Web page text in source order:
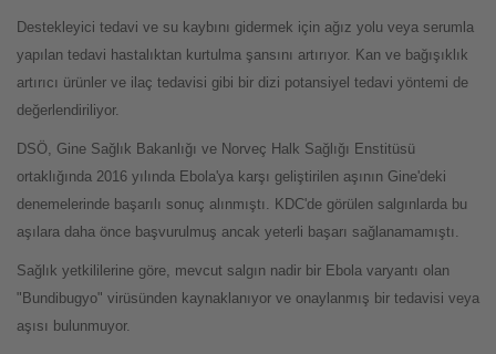
Destekleyici tedavi ve su kaybını gidermek için ağız yolu veya serumla
yapılan tedavi hastalıktan kurtulma şansını artırıyor. Kan ve bağışıklık
artırıcı ürünler ve ilaç tedavisi gibi bir dizi potansiyel tedavi yöntemi de
değerlendiriliyor.
DSÖ, Gine Sağlık Bakanlığı ve Norveç Halk Sağlığı Enstitüsü
ortaklığında 2016 yılında Ebola'ya karşı geliştirilen aşının Gine'deki
denemelerinde başarılı sonuç alınmıştı. KDC'de görülen salgınlarda bu
aşılara daha önce başvurulmuş ancak yeterli başarı sağlanamamıştı.
Sağlık yetkililerine göre, mevcut salgın nadir bir Ebola varyantı olan
"Bundibugyo" virüsünden kaynaklanıyor ve onaylanmış bir tedavisi veya
aşısı bulunmuyor.